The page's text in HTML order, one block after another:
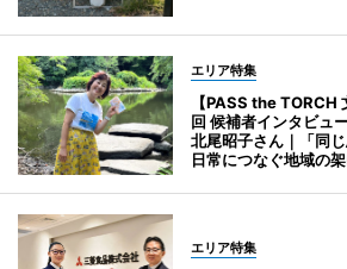
エリア特集
【PASS the
回 候補者インタビュ
北尾昭子さん｜「同
日常につなぐ地域の
エリア特集